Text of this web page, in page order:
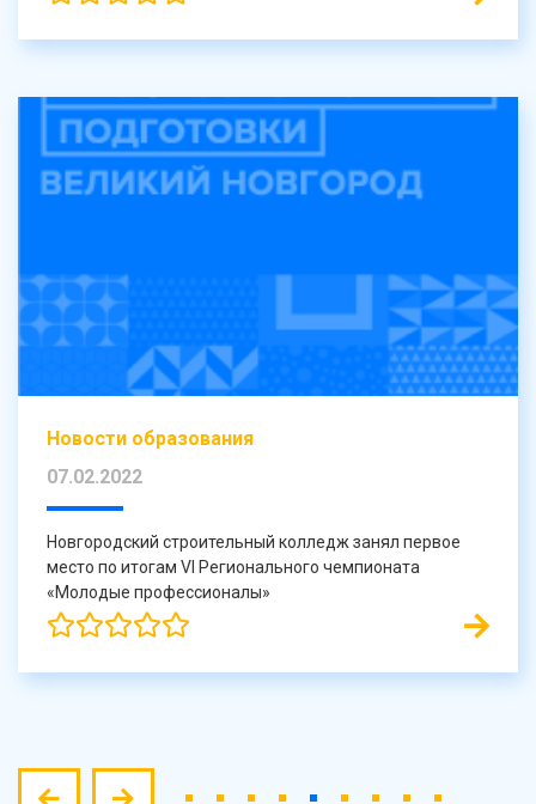
Новости образования
07.02.2022
Новгородский строительный колледж занял первое
место по итогам VI Регионального чемпионата
«Молодые профессионалы»